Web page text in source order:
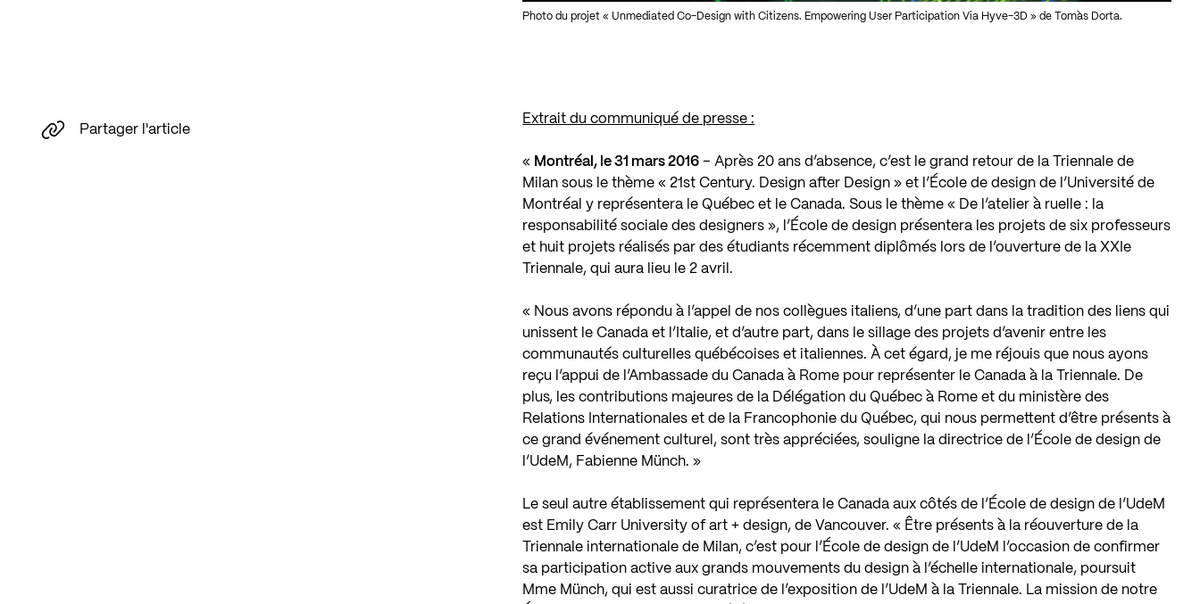
Photo du projet « Unmediated Co-Design with Citizens. Empowering User Participation Via Hyve-3D » de Tomàs Dorta.
Extrait du communiqué de presse :
« Montréal, le 31 mars 2016 – Après 20 ans d’absence, c’est le grand retour de la Triennale de
Milan sous le thème « 21st Century. Design after Design » et l’École de design de l’Université de
Montréal y représentera le Québec et le Canada. Sous le thème « De l’atelier à ruelle : la
responsabilité sociale des designers », l’École de design présentera les projets de six professeurs
et huit projets réalisés par des étudiants récemment diplômés lors de l’ouverture de la XXIe
Triennale, qui aura lieu le 2 avril.
« Nous avons répondu à l’appel de nos collègues italiens, d’une part dans la tradition des liens qui
unissent le Canada et l’Italie, et d’autre part, dans le sillage des projets d’avenir entre les
communautés culturelles québécoises et italiennes. À cet égard, je me réjouis que nous ayons
reçu l’appui de l’Ambassade du Canada à Rome pour représenter le Canada à la Triennale. De
plus, les contributions majeures de la Délégation du Québec à Rome et du ministère des
Relations Internationales et de la Francophonie du Québec, qui nous permettent d’être présents à
ce grand événement culturel, sont très appréciées, souligne la directrice de l’École de design de
l’UdeM, Fabienne Münch. »
Le seul autre établissement qui représentera le Canada aux côtés de l’École de design de l’UdeM
est Emily Carr University of art + design, de Vancouver. « Être présents à la réouverture de la
Triennale internationale de Milan, c’est pour l’École de design de l’UdeM l’occasion de confirmer
sa participation active aux grands mouvements du design à l’échelle internationale, poursuit
Mme Münch, qui est aussi curatrice de l’exposition de l’UdeM à la Triennale. La mission de notre
Partager l'article